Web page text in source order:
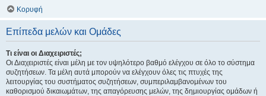
Κορυφή
Επίπεδα μελών και Ομάδες
Τι είναι οι Διαχειριστές;
Οι Διαχειριστές είναι μέλη με τον υψηλότερο βαθμό ελέγχου σε όλο το σύστημα
συζητήσεων. Τα μέλη αυτά μπορούν να ελέγχουν όλες τις πτυχές της
λειτουργίας του συστήματος συζητήσεων, συμπεριλαμβανομένων του
καθορισμού δικαιωμάτων, της απαγόρευσης μελών, της δημιουργίας ομάδων ή